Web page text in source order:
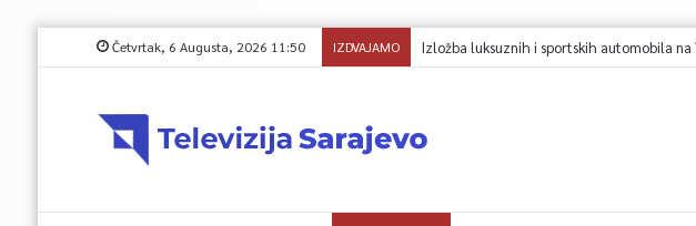
Četvrtak, 6 Augusta, 2026 11:50 IZDVAJAMO Izložba luksuznih i sportskih automobila na